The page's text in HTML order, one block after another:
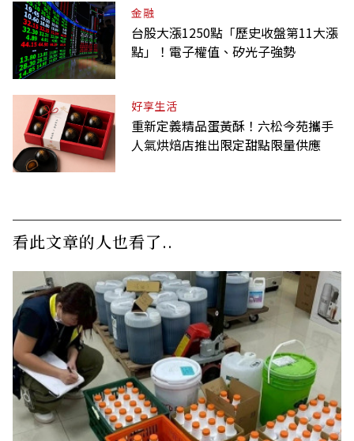
金融
台股大漲1250點「歷史收盤第11大漲
點」！電子權值、矽光子強勢
好享生活
重新定義精品蛋黃酥！六松今苑攜手
人氣烘焙店推出限定甜點限量供應
看此文章的人也看了..